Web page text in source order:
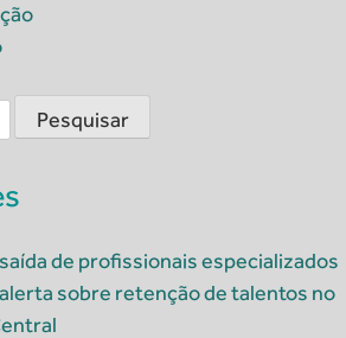
de profissionais especializados
sobre retenção de talentos no